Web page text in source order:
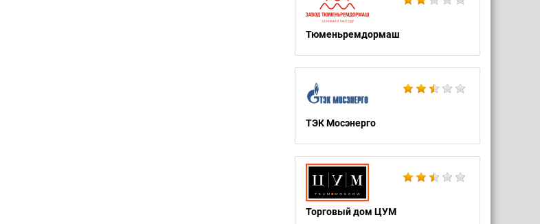
Тюменьремдормаш
ТЭК Мосэнерго
Торговый дом ЦУМ